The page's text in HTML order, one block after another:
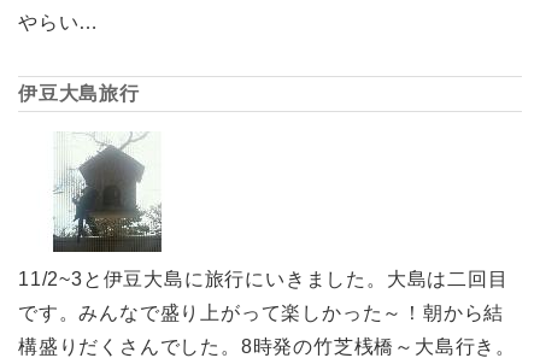
やらい…
伊豆大島旅行
11/2~3と伊豆大島に旅行にいきました。大島は二回目
です。みんなで盛り上がって楽しかった～！朝から結
構盛りだくさんでした。8時発の竹芝桟橋～大島行き。